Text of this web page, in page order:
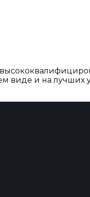
виде и на лучших